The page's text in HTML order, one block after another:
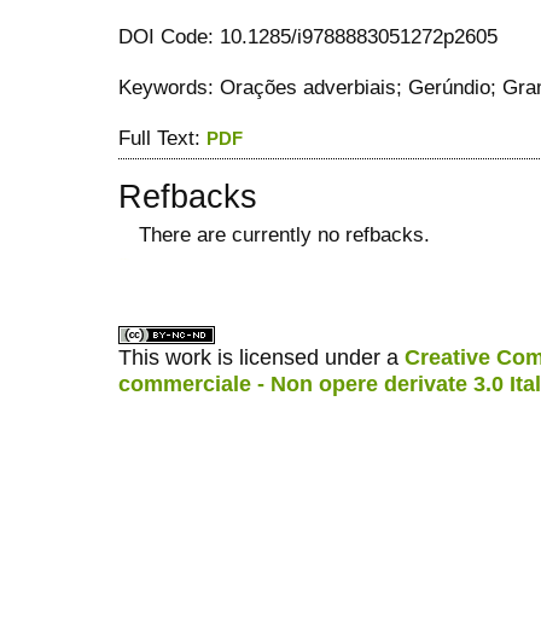
DOI Code: 10.1285/i9788883051272p2605
Keywords: Orações adverbiais; Gerúndio;
Full Text: PDF
Refbacks
There are currently no refbacks.
This work is licensed under a Creative
commerciale - Non opere derivate 3.0